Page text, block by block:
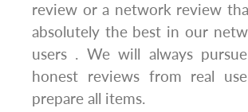
review or a network review
absolutely the best in our
users . We will always
honest reviews from real
prepare all items.